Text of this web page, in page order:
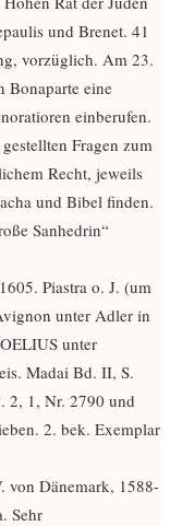
und Brenet. 41
vorzüglich. Am 23.
Bonaparte eine
einberufen.
Fragen zum
Recht, jeweils
und Bibel finden.
Sanhedrin“
Piastra o. J. (um
unter Adler in
unter
Madai Bd. II, S.
2, 1, Nr. 2790 und
2. bek. Exemplar
von Dänemark, 1588-
Sehr